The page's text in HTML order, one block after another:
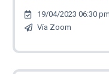
19/04/2023 06:30
Vía Zoom